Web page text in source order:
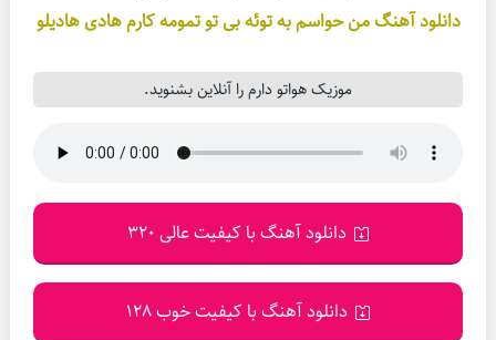
دانلود آهنگ من حواسم به توئه بی تو تمومه کارم هادی هادیلو
موزیک هواتو دارم را آنلاین بشنوید.
دانلود آهنگ با کیفیت عالی 320
دانلود آهنگ با کیفیت خوب 128